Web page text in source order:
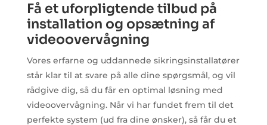
Få et uforpligtende tilbud på
installation og opsætning af
videoovervågning
Vores erfarne og uddannede sikringsinstallatører
står klar til at svare på alle dine spørgsmål, og vil
rådgive dig, så du får en optimal løsning med
videoovervågning. Når vi har fundet frem til det
perfekte system (ud fra dine ønsker), så får du et